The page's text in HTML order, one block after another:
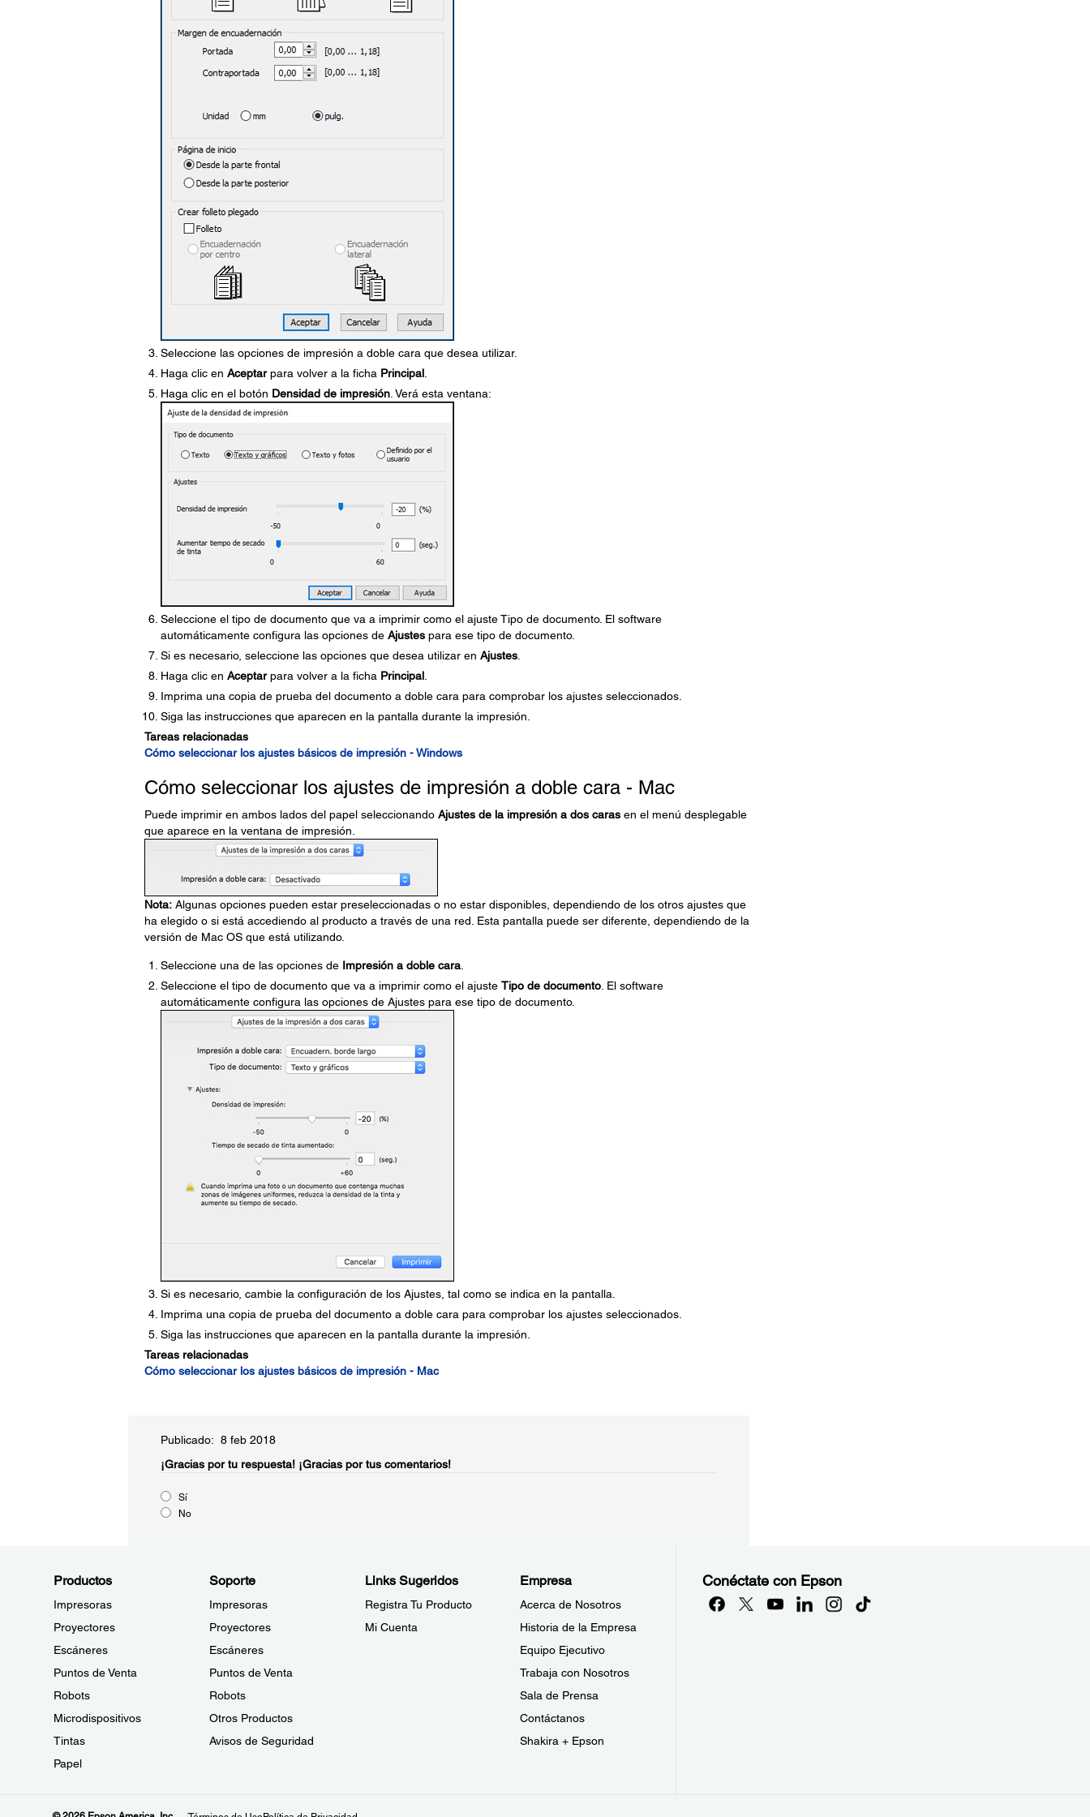
Seleccione las opciones de impresión a doble cara que desea utilizar.
Haga clic en Aceptarpara volver a la ficha Principal.
Haga clic en el botón Densidad de impresión. Verá esta ventana:
Seleccione el tipo de documento que va a imprimir como el ajuste Tipo de documento. El software
automáticamente configura las opciones de Ajustespara ese tipo de documento.
Si es necesario, seleccione las opciones que desea utilizar en Ajustes.
Haga clic en Aceptarpara volver a la ficha Principal.
Imprima una copia de prueba del documento a doble cara para comprobar los ajustes seleccionados.
Siga las instrucciones que aparecen en la pantalla durante la impresión.
Tareas relacionadas
Cómo seleccionar los ajustes básicos de impresión - Windows
Cómo seleccionar los ajustes de impresión a doble cara - Mac
Puede imprimir en ambos lados del papel seleccionando Ajustes de la impresión a dos carasen el menú desplegable
que aparece en la ventana de impresión.
Nota:Algunas opciones pueden estar preseleccionadas o no estar disponibles, dependiendo de los otros ajustes que
ha elegido o si está accediendo al producto a través de una red. Esta pantalla puede ser diferente, dependiendo de la
versión de Mac OS que está utilizando.
Seleccione una de las opciones de Impresión a doble cara.
Seleccione el tipo de documento que va a imprimir como el ajuste Tipo de documento. El software
automáticamente configura las opciones de Ajustes para ese tipo de documento.
Si es necesario, cambie la configuración de los Ajustes, tal como se indica en la pantalla.
Imprima una copia de prueba del documento a doble cara para comprobar los ajustes seleccionados.
Siga las instrucciones que aparecen en la pantalla durante la impresión.
Tareas relacionadas
Cómo seleccionar los ajustes básicos de impresión - Mac
Publicado: 8 feb 2018
¡Gracias por tu respuesta! ¡Gracias por tus comentarios!
Sí
No
Productos
Impresoras
Proyectores
Escáneres
Puntos de Venta
Robots
Microdispositivos
Tintas
Papel
Soporte
Impresoras
Proyectores
Escáneres
Puntos de Venta
Robots
Otros Productos
Avisos de Seguridad
Links Sugeridos
Registra Tu Producto
Mi Cuenta
Empresa
Acerca de Nosotros
Historia de la Empresa
Equipo Ejecutivo
Trabaja con Nosotros
Sala de Prensa
Contáctanos
Shakira + Epson
Conéctate con Epson